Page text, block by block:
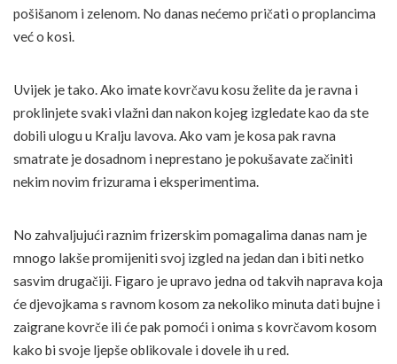
pošišanom i zelenom. No danas nećemo pričati o proplancima
već o kosi.
Uvijek je tako. Ako imate kovrčavu kosu želite da je ravna i
proklinjete svaki vlažni dan nakon kojeg izgledate kao da ste
dobili ulogu u Kralju lavova. Ako vam je kosa pak ravna
smatrate je dosadnom i neprestano je pokušavate začiniti
nekim novim frizurama i eksperimentima.
No zahvaljujući raznim frizerskim pomagalima danas nam je
mnogo lakše promijeniti svoj izgled na jedan dan i biti netko
sasvim drugačiji. Figaro je upravo jedna od takvih naprava koja
će djevojkama s ravnom kosom za nekoliko minuta dati bujne i
zaigrane kovrče ili će pak pomoći i onima s kovrčavom kosom
kako bi svoje ljepše oblikovale i dovele ih u red.